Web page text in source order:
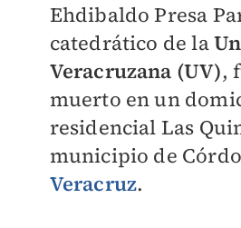
Ehdibaldo Presa
catedrático de la
Veracruzana (UV),
muerto en un
residencial Las
municipio de
Veracruz.